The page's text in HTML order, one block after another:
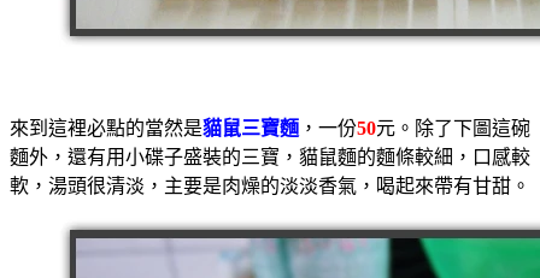
來到這裡必點的當然是貓鼠三寶麵 ，一份50元。除了下圖這碗
麵外，還有用小碟子盛裝的三寶，貓鼠麵的麵條較細，口感較
軟，湯頭很清淡，主要是肉燥的淡淡香氣，喝起來帶有甘甜。